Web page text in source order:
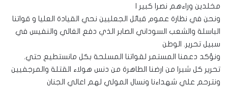
مخلدين وراءهم نصرا كبير ا
ونحن في نظارة عموم قبائل الجعليين نحي القيادة العليا و قواتنا
الباسلة والشعب السوداني الصابر الذي دفع الغالي والنفيس في
سبيل تحرير. الوطن
ونؤكد دعمنا المستمر لقواتنا المسلحة بكل مانستطيع حتي.
تحرير كل شبرا من ارضنا الطاهرة من دنس هولاء القتلة والمرجفيين
ونترحم علي شهداءنا ونسال المولي لهم اعالي الجنان